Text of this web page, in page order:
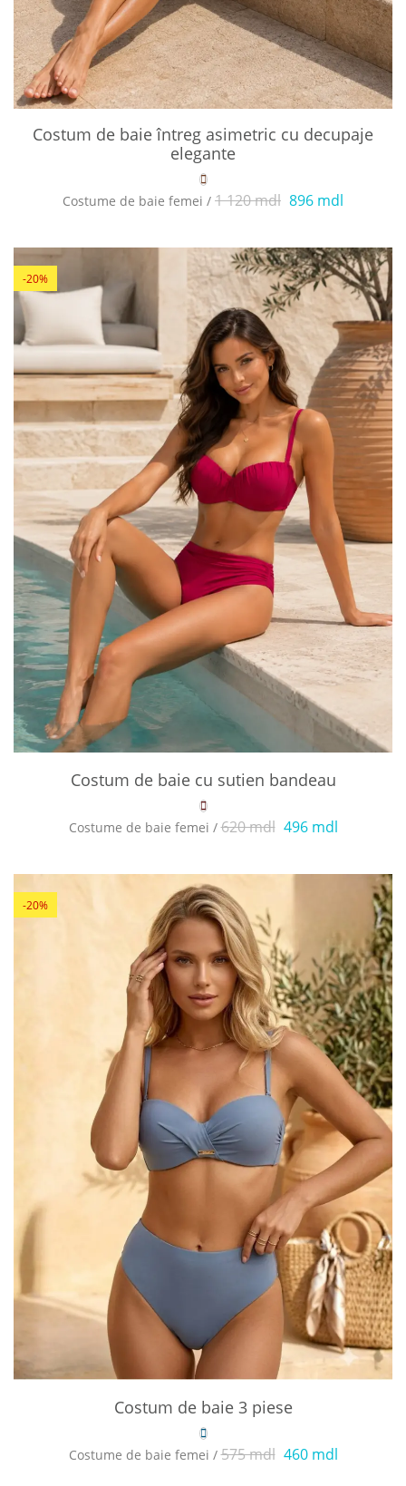
Costum de baie întreg asimetric cu decupaje
elegante
Costume de baie femei / 1 120 mdl 896 mdl
-20%
Costum de baie cu sutien bandeau
Costume de baie femei /620 mdl 496 mdl
-20%
Costum de baie 3 piese
Costume de baie femei /575 mdl 460 mdl